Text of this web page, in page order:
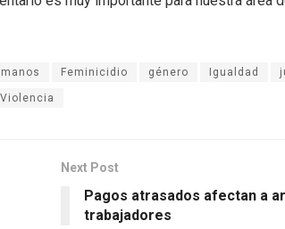
Feminicidio género Igualdad
Violencia
Next Post
Pagos atrasados afectan a
trabajadores